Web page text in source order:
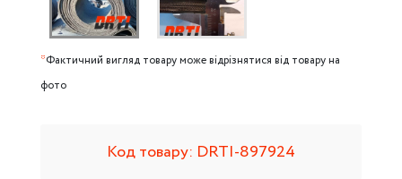
*Фактичний вигляд товару може відрізнятися від товару на
фото
Код товару: DRTI-897924